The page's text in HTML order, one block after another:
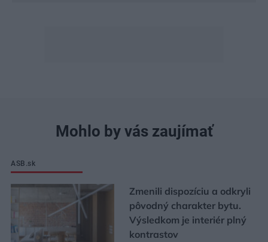
Mohlo by vás zaujímať
ASB.sk
Zmenili dispozíciu a odkryli
pôvodný charakter bytu.
Výsledkom je interiér plný
kontrastov